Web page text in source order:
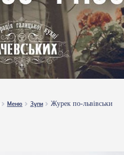
Меню Зупи Журек по-львівськи